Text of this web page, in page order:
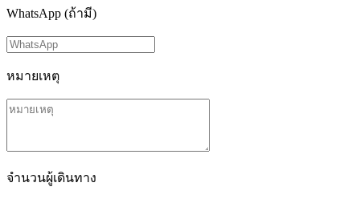
WhatsApp (ถ้ามี)
หมายเหตุ
จำนวนผู้เดินทาง